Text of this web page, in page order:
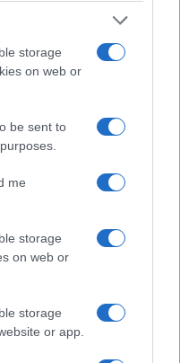
storage
on web or
be sent to
me
storage
on web or
storage
or app.